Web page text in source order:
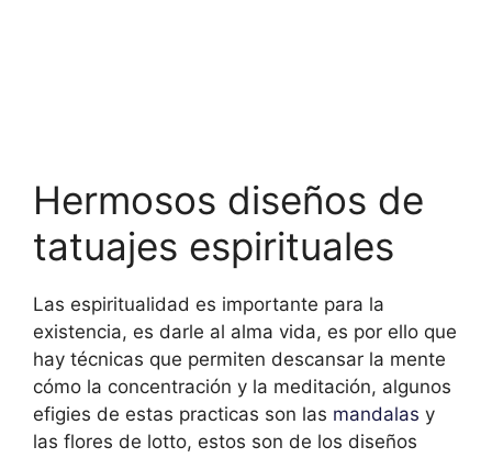
Hermosos diseños de
tatuajes espirituales
Las espiritualidad es importante para la
existencia, es darle al alma vida, es por ello que
hay técnicas que permiten descansar la mente
cómo la concentración y la meditación, algunos
efigies de estas practicas son las mandalas y
las flores de lotto, estos son de los diseños